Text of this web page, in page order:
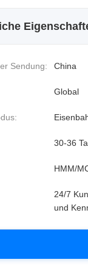
Sendung: China
Global
30-36
HMM/
24/7
und